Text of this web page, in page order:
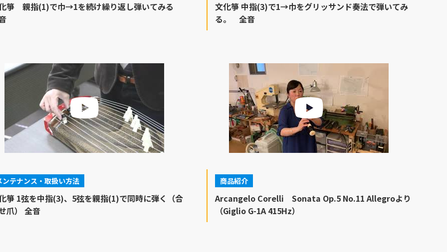
箏 親指(1)で巾→1を続け繰り返し弾いてみる
文化箏 中指(3)で1→巾をグリッサンド奏法で弾いてみ
る。 全音
ンテナンス・取扱い方法
箏 1弦を中指(3)、5弦を親指(1)で同時に弾く（合
爪） 全音
商品紹介
Arcangelo Corelli Sonata Op.5 No.11 Allegroより
（Giglio G-1A 415Hz）